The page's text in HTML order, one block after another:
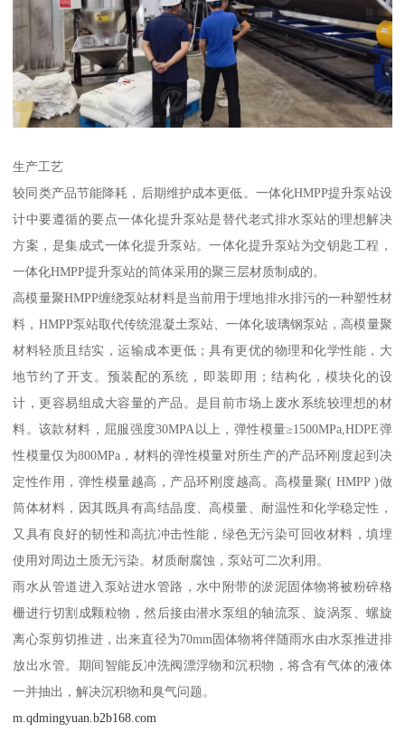
生产工艺
较同类产品节能降耗，后期维护成本更低。一体化HMPP提升泵站设
计中要遵循的要点一体化提升泵站是替代老式排水泵站的理想解决
方案，是集成式一体化提升泵站。一体化提升泵站为交钥匙工程，
一体化HMPP提升泵站的筒体采用的聚三层材质制成的。
高模量聚HMPP缠绕泵站材料是当前用于埋地排水排污的一种塑性材
料，HMPP泵站取代传统混凝土泵站、一体化玻璃钢泵站，高模量聚
材料轻质且结实，运输成本更低；具有更优的物理和化学性能，大
地节约了开支。预装配的系统，即装即用；结构化，模块化的设
计，更容易组成大容量的产品。是目前市场上废水系统较理想的材
料。该款材料，屈服强度30MPA以上，弹性模量≥1500MPa,HDPE弹
性模量仅为800MPa，材料的弹性模量对所生产的产品环刚度起到决
定性作用，弹性模量越高，产品环刚度越高。高模量聚( HMPP )做
筒体材料，因其既具有高结晶度、高模量、耐温性和化学稳定性，
又具有良好的韧性和高抗冲击性能，绿色无污染可回收材料，填埋
使用对周边土质无污染。材质耐腐蚀，泵站可二次利用。
雨水从管道进入泵站进水管路，水中附带的淤泥固体物将被粉碎格
栅进行切割成颗粒物，然后接由潜水泵组的轴流泵、旋涡泵、螺旋
离心泵剪切推进，出来直径为70mm固体物将伴随雨水由水泵推进排
放出水管。期间智能反冲洗阀漂浮物和沉积物，将含有气体的液体
一并抽出，解决沉积物和臭气问题。
m.qdmingyuan.b2b168.com